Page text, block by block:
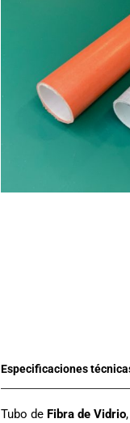
Tubo de Fibra de Vidrio